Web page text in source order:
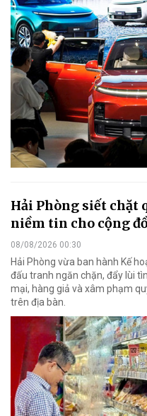
Hải Phòng siết chặt
niềm tin cho cộng
08/08/2026 00:30
Hải Phòng vừa ban hành Kế
đấu tranh ngăn chặn, đẩy lùi
mại, hàng giả và xâm phạm
trên địa bàn.